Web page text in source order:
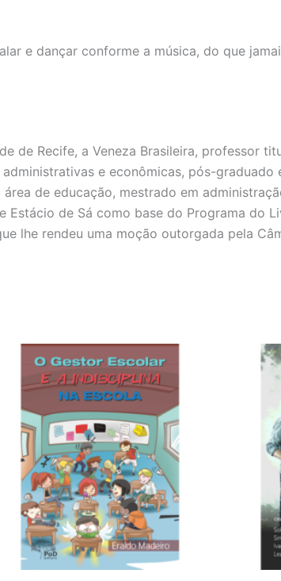
e dançar conforme a música, do que
de Recife, a Veneza Brasileira, professor
e econômicas, pós-
de educação, mestrado em
Estácio de Sá como base do Programa do
lhe rendeu uma moção outorgada pela